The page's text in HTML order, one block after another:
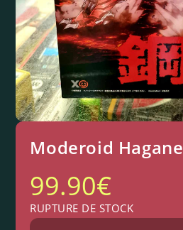
Moderoid Hagane
99.90€
RUPTURE DE STOCK